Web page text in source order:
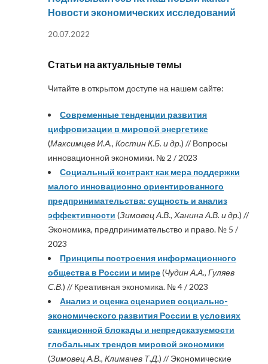
Новости экономических исследований
20.07.2022
Статьи на актуальные темы
Читайте в открытом доступе на нашем сайте:
Современные тенденции развития
цифровизации в мировой энергетике
(Максимцев И.А., Костин К.Б. и др.) // Вопросы
инновационной экономики. № 2 / 2023
Социальный контракт как мера поддержки
малого инновационно ориентированного
предпринимательства: сущность и анализ
эффективности (Зимовец А.В., Ханина А.В. и др.) //
Экономика, предпринимательство и право. № 5 /
2023
Принципы построения информационного
общества в России и мире(Чудин А.А., Гуляев
С.В.) // Креативная экономика. № 4 / 2023
Анализ и оценка сценариев социально-
экономического развития России в условиях
санкционной блокады и непредсказуемости
глобальных трендов мировой экономики
(Зимовец А.В., Климачев Т.Д.) // Экономические